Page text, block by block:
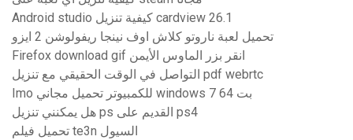
Android studio كيفية تنزيل cardview 26.1
تحميل لعبة ناروتو كلاش اوف نينجا ريفولوشن 2 ايزو
Firefox download gif انقر بزر الماوس الأيمن
التواصل في الوقت الحقيقي مع تنزيل pdf webrtc
Imo للكمبيوتر تحميل مجاني windows 7 64 بت
هل يمكنني تنزيل ps القديم على ps4
تحميل فيلم te3n السيول